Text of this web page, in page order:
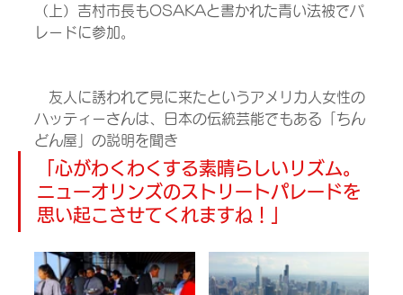
（上）吉村市長もOSAKAと書かれた青い法被でパ
レードに参加。
友人に誘われて見に来たというアメリカ人女性の
ハッティーさんは、日本の伝統芸能でもある「ちん
どん屋」の説明を聞き
「心がわくわくする素晴らしいリズム。
ニューオリンズのストリートパレードを
思い起こさせてくれますね！」